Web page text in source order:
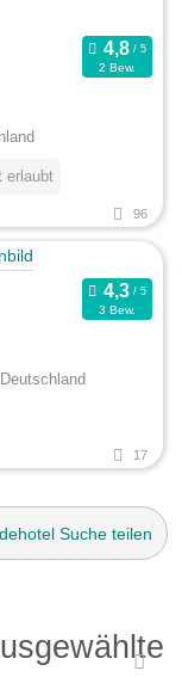
2 Bew.
erlaubt
96
3 Bew.
17
Suche teilen